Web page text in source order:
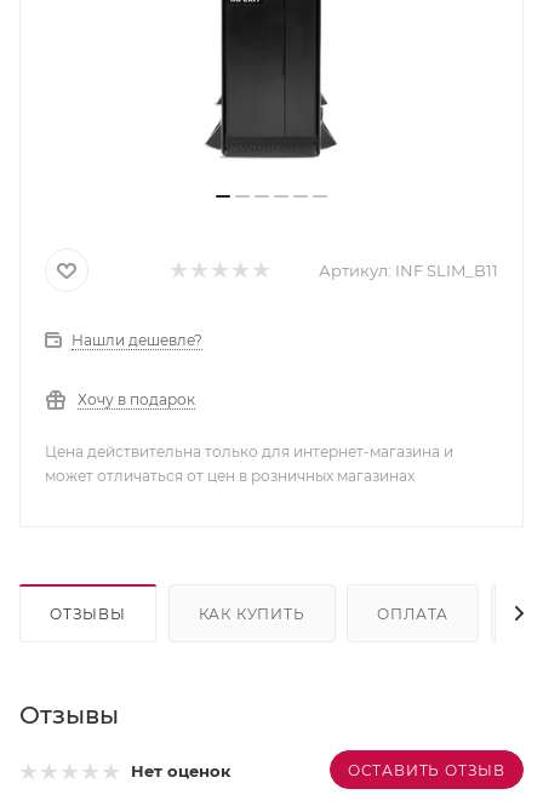
Артикул: INF SLIM_B11
Нашли дешевле?
Хочу в подарок
Цена действительна только для интернет-магазина и
может отличаться от цен в розничных магазинах
ОТЗЫВЫ КАК КУПИТЬ ОПЛАТА
Отзывы
Нет оценок ОСТАВИТЬ ОТЗЫВ